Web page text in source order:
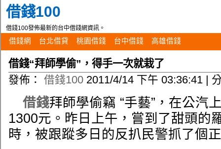
借錢100
借錢100發佈最新的台中借錢網資訊。
借錢網 台北借貸 桃園借錢 台中借錢 高雄借錢
借錢“拜師學偷”，得手一次就栽了
發佈： 借錢100 2011/4/14 下午 03:36:41 |
借錢拜師學偷竊 “手藝”，在公汽
1300元。昨日上午，嘗到了甜頭的
時，被跟蹤多日的反扒民警抓了個